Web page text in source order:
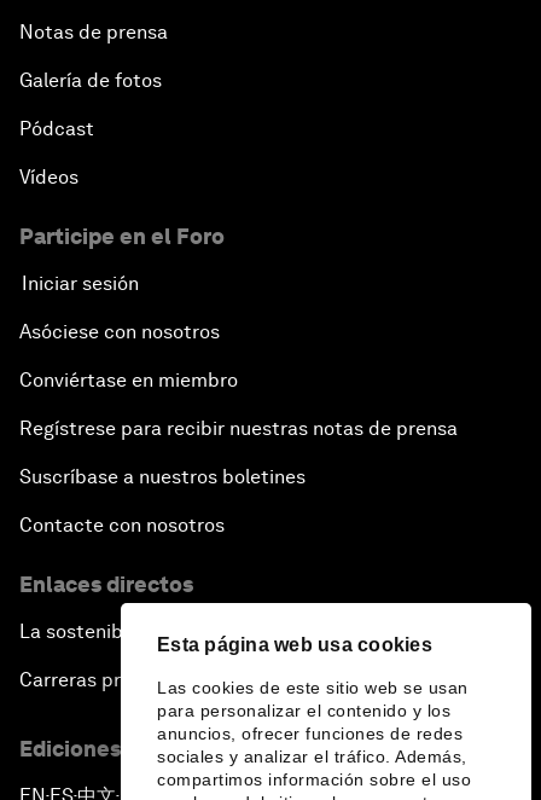
Esta página web usa cookies
Las cookies de este sitio web se usan
para personalizar el contenido y los
anuncios, ofrecer funciones de redes
sociales y analizar el tráfico. Además,
compartimos información sobre el uso
Notas de prensa
Galería de fotos
Pódcast
Vídeos
Participe en el Foro
Iniciar sesión
Asóciese con nosotros
Conviértase en miembro
Regístrese para recibir nuestras notas de prensa
Suscríbase a nuestros boletines
Contacte con nosotros
Enlaces directos
La sostenibilidad en el Foro
Carreras profesionales
Ediciones en otros idiomas
▪ ▪ ▪